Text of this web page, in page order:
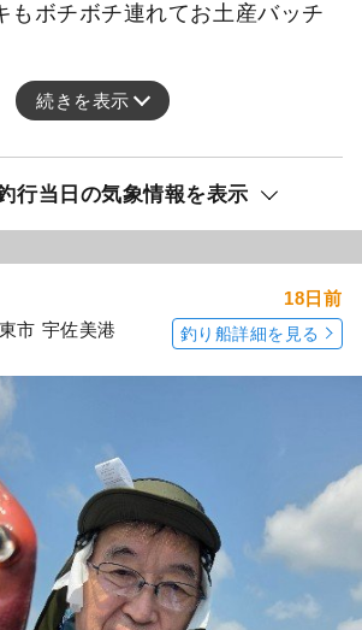
もボチボチ連れてお土産バッチ
続きを表示
行当日の気象情報を表示
市 宇佐美港
18日前
釣り船詳細を見る